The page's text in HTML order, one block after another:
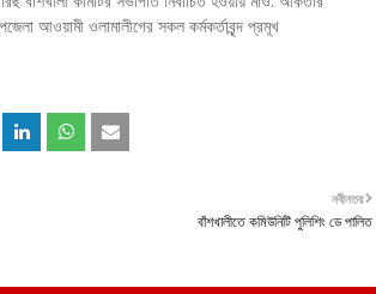
আওয়ামী ওলামালীগের সকল কর্মকর্তাবৃন্দ প্রমূখ
নবীনতর
বাঁশখালীতে কমিউনিটি পুলিশিং ডে পালিত